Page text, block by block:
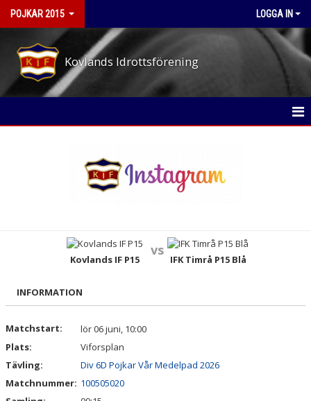
POJKAR 2015 LOGGA IN
Kovlands Idrottsförening
BILDGALLERI
KONTAKT
Kovlands IF P15
vs
IFK Timrå P15 Blå
INFORMATION
Matchstart:
lör 06 juni, 10:00
Plats:
Viforsplan
Tävling:
Div 6D Pojkar Vår Medelpad 2026
Matchnummer: 100505020